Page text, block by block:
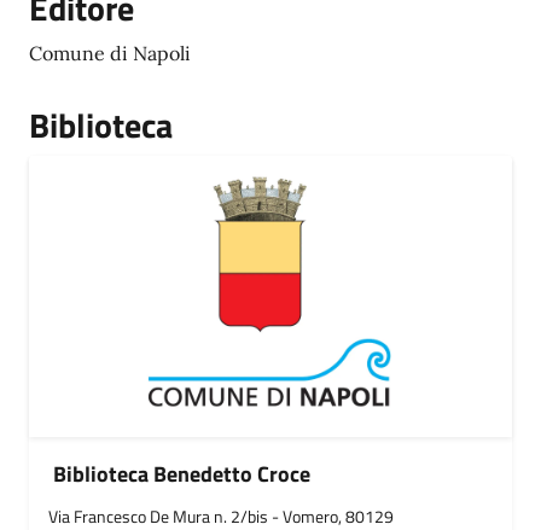
Comune di Napoli
Biblioteca
Biblioteca Benedetto Croce
Via Francesco De Mura n. 2/bis - Vomero, 80129